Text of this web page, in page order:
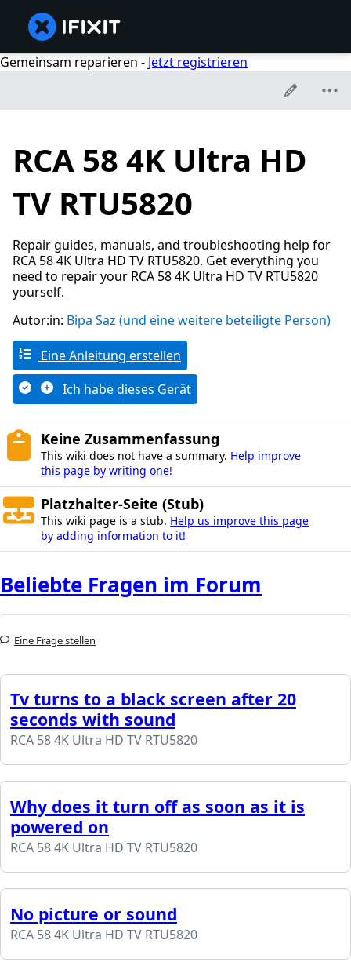
Gemeinsam reparieren - Jetzt registrieren
RCA 58 4K Ultra HD
TV RTU5820
Repair guides, manuals, and troubleshooting help for
RCA 58 4K Ultra HD TV RTU5820. Get everything you
need to repair your RCA 58 4K Ultra HD TV RTU5820
yourself.
Autor:in: Bipa Saz (und eine weitere beteiligte Person)
Eine Anleitung erstellen
Ich habe dieses Gerät
Keine Zusammenfassung
This wiki does not have a summary. Help improve
this page by writing one!
Platzhalter-Seite (Stub)
This wiki page is a stub. Help us improve this page
by adding information to it!
Beliebte Fragen im Forum
Eine Frage stellen
Tv turns to a black screen after 20
seconds with sound
RCA 58 4K Ultra HD TV RTU5820
Why does it turn off as soon as it is
powered on
RCA 58 4K Ultra HD TV RTU5820
No picture or sound
RCA 58 4K Ultra HD TV RTU5820